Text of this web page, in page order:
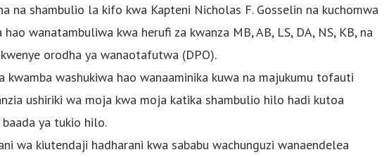
na shambulio la kifo kwa Kapteni Nicholas F. Gosselin na kuchomwa
wanatambuliwa kwa herufi za kwanza MB, AB, LS, DA, NS, KB, na
orodha ya wanaotafutwa (DPO).
kwamba washukiwa hao wanaaminika kuwa na majukumu tofauti
ushiriki wa moja kwa moja katika shambulio hilo hadi kutoa
ya tukio hilo.
wa kiutendaji hadharani kwa sababu wachunguzi wanaendelea